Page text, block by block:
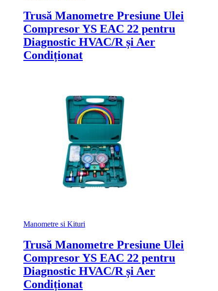
Trusă Manometre Presiune Ulei
Compresor YS EAC 22 pentru
Diagnostic HVAC/R și Aer
Condiționat
Manometre si Kituri
Trusă Manometre Presiune Ulei
Compresor YS EAC 22 pentru
Diagnostic HVAC/R și Aer
Condiționat